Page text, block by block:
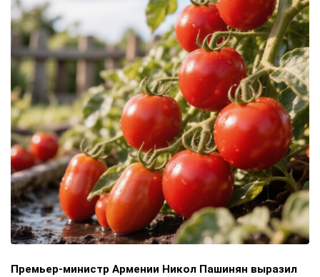
Премьер-министр Армении Никол Пашинян выразил